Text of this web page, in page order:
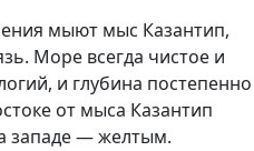
мыют мыс Казантип,
Море всегда чистое и
и глубина постепенно
от мыса Казантип
западе — желтым.